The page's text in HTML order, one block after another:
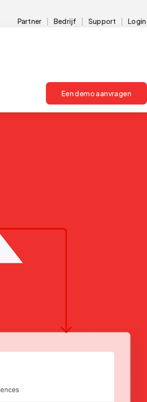
Partner Bedrijf Support Login
Een demo aanvragen